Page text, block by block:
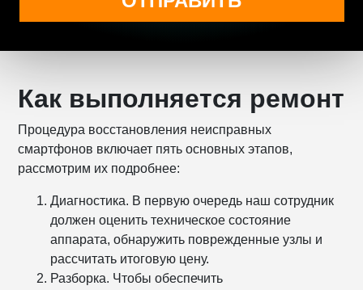
Как выполняется ремонт
Процедура восстановления неисправных
смартфонов включает пять основных этапов,
рассмотрим их подробнее:
Диагностика. В первую очередь наш сотрудник
должен оценить техническое состояние
аппарата, обнаружить поврежденные узлы и
рассчитать итоговую цену.
Разборка. Чтобы обеспечить